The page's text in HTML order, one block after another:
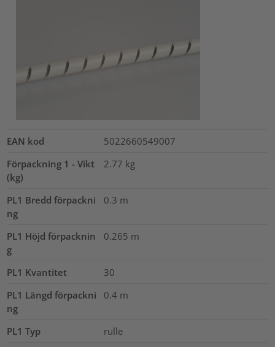
EAN kod
5022660549007
Förpackning 1 - Vikt
(kg)
2.77 kg
PL1 Bredd förpackni
ng
0.3 m
PL1 Höjd förpacknin
g
0.265 m
PL1 Kvantitet
30
PL1 Längd förpackni
ng
0.4 m
PL1 Typ
rulle